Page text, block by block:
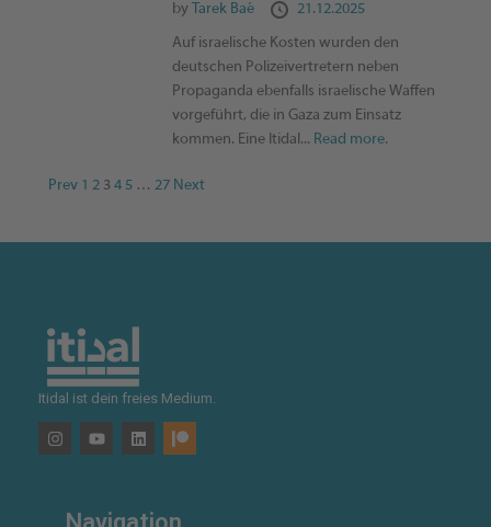
by Tarek Baé 21.12.2025
Auf israelische Kosten wurden den
deutschen Polizeivertretern neben
Propaganda ebenfalls israelische Waffen
vorgeführt, die in Gaza zum Einsatz
kommen. Eine Itidal... Read more.
Prev 1 2 3 4 5 … 27 Next
Itidal ist dein freies Medium.